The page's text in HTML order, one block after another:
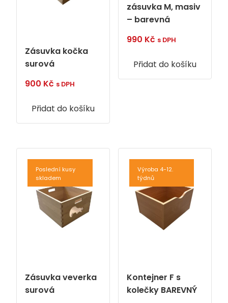
Zásuvka kočka
surová
900 Kč s DPH
Přidat do košíku
zásuvka M, masiv
– barevná
990 Kč s DPH
Přidat do košíku
Poslední kusy
skladem
Zásuvka veverka
surová
Výroba 4-12.
týdnů
Kontejner F s
kolečky BAREVNÝ